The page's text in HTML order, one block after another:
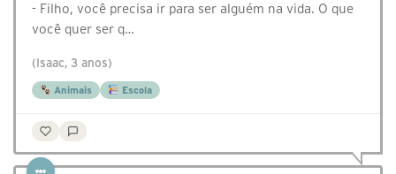
- Filho, você precisa ir para ser alguém na vida. O que
você quer ser q…
(Isaac, 3 anos)
Animais Escola